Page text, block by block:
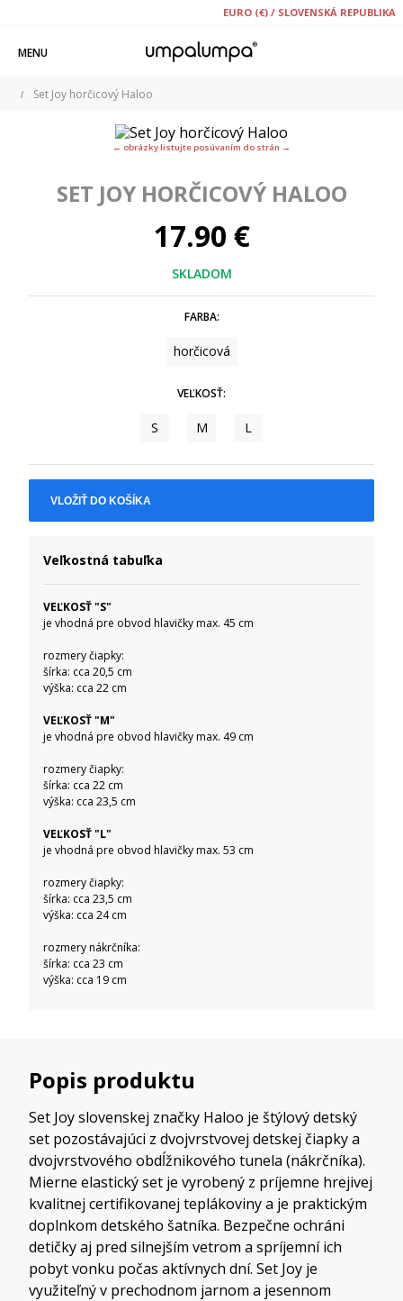
EURO (€) / SLOVENSKÁ REPUBLIKA
MENU
Set Joy horčicový Haloo
← obrázky listujte posúvaním do strán →
SET JOY HORČICOVÝ HALOO
17.90 €
SKLADOM
FARBA:
horčicová
VEĽKOSŤ:
S M L
VLOŽIŤ DO KOŠÍKA
Veľkostná tabuľka
VEĽKOSŤ "S"
je vhodná pre obvod hlavičky max. 45 cm
rozmery čiapky:
šírka: cca 20,5 cm
výška: cca 22 cm
VEĽKOSŤ "M"
je vhodná pre obvod hlavičky max. 49 cm
rozmery čiapky:
šírka: cca 22 cm
výška: cca 23,5 cm
VEĽKOSŤ "L"
je vhodná pre obvod hlavičky max. 53 cm
rozmery čiapky:
šírka: cca 23,5 cm
výška: cca 24 cm
rozmery nákrčníka:
šírka: cca 23 cm
výška: cca 19 cm
Popis produktu
Set Joy slovenskej značky Haloo je štýlový detský
set pozostávajúci z dvojvrstvovej detskej čiapky a
dvojvrstvového obdĺžnikového tunela (nákrčníka).
Mierne elastický set je vyrobený z príjemne hrejivej
kvalitnej certifikovanej teplákoviny a je praktickým
doplnkom detského šatníka. Bezpečne ochráni
detičky aj pred silnejším vetrom a spríjemní ich
pobyt vonku počas aktívnych dní. Set Joy je
využiteľný v prechodnom jarnom a jesennom